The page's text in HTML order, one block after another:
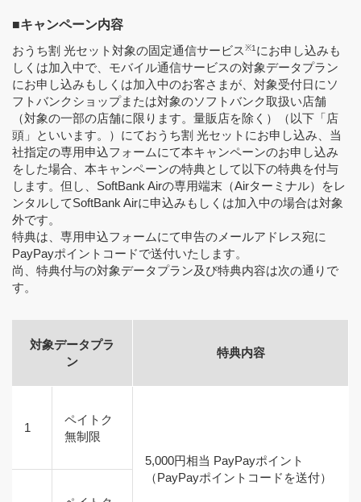
■キャンペーン内容
おうち割 光セット対象の固定通信サービス※1にお申し込みも
しくは加入中で、モバイル通信サービスの対象データプラン
にお申し込みもしくは加入中のお客さまが、対象受付日にソ
フトバンクショップまたは対象のソフトバンク取扱い店舗
（対象の一部の店舗に限ります。量販店を除く）（以下「店
頭」といいます。）にておうち割 光セットにお申し込み、当
社指定の専用申込フォームにて本キャンペーンのお申し込み
をした場合、本キャンペーンの特典として以下の特典を付与
します。但し、SoftBank Airの専用端末（Airターミナル）をレ
ンタルしてSoftBank Airに申込みもしくは加入中の場合は対象
外です。
特典は、専用申込フォームにて申告のメールアドレス宛に
PayPayポイントコードで送付いたします。
尚、特典付与の対象データプラン及び特典内容は次の通りで
す。
対象データプラ
ン
特典内容
1
ペイトク
無制限
5,000円相当 PayPayポイント
（PayPayポイントコードを送付）